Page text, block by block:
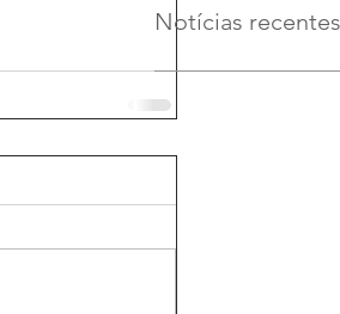
Notícias recentes